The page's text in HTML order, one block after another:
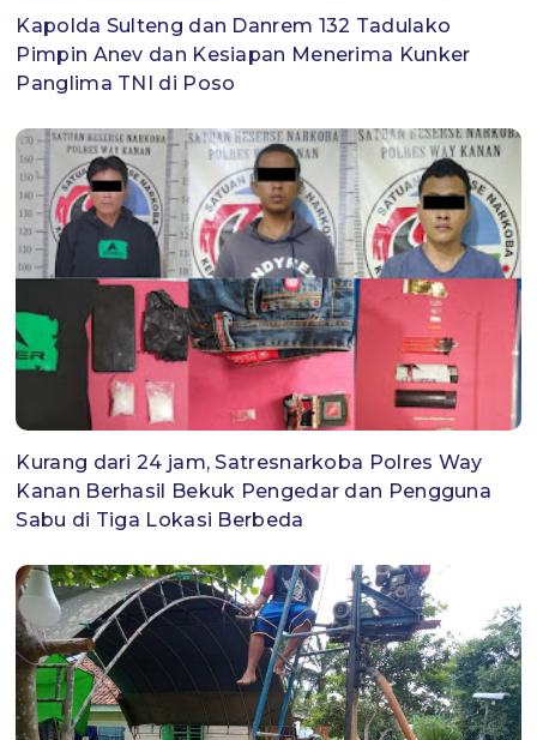
Kapolda Sulteng dan Danrem 132 Tadulako
Pimpin Anev dan Kesiapan Menerima Kunker
Panglima TNI di Poso
Kurang dari 24 jam, Satresnarkoba Polres Way
Kanan Berhasil Bekuk Pengedar dan Pengguna
Sabu di Tiga Lokasi Berbeda